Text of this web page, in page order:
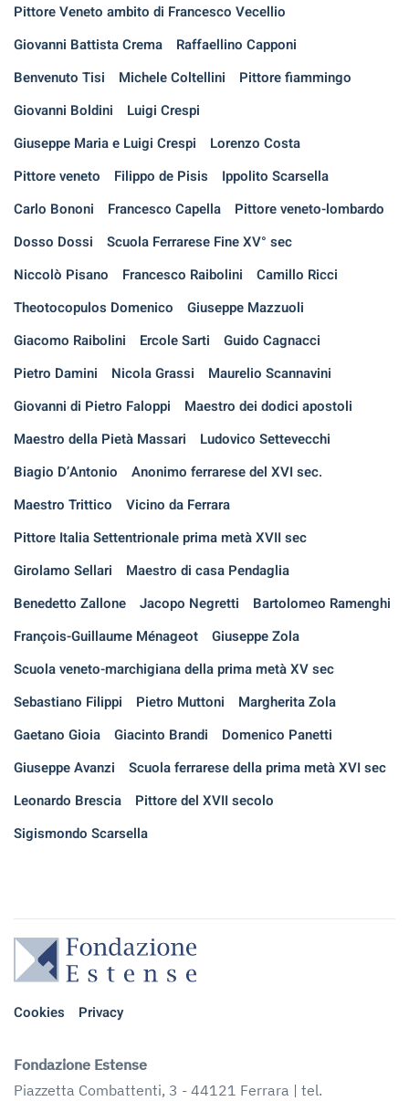
Pittore Veneto ambito di Francesco Vecellio
Giovanni Battista Crema
Raffaellino Capponi
Benvenuto Tisi
Michele Coltellini
Pittore fiammingo
Giovanni Boldini
Luigi Crespi
Giuseppe Maria e Luigi Crespi
Lorenzo Costa
Pittore veneto
Filippo de Pisis
Ippolito Scarsella
Carlo Bononi
Francesco Capella
Pittore veneto-lombardo
Dosso Dossi
Scuola Ferrarese Fine XV° sec
Niccolò Pisano
Francesco Raibolini
Camillo Ricci
Theotocopulos Domenico
Giuseppe Mazzuoli
Giacomo Raibolini
Ercole Sarti
Guido Cagnacci
Pietro Damini
Nicola Grassi
Maurelio Scannavini
Giovanni di Pietro Faloppi
Maestro dei dodici apostoli
Maestro della Pietà Massari
Ludovico Settevecchi
Biagio D’Antonio
Anonimo ferrarese del XVI sec.
Maestro Trittico
Vicino da Ferrara
Pittore Italia Settentrionale prima metà XVII sec
Girolamo Sellari
Maestro di casa Pendaglia
Benedetto Zallone
Jacopo Negretti
Bartolomeo Ramenghi
François-Guillaume Ménageot
Giuseppe Zola
Scuola veneto-marchigiana della prima metà XV sec
Sebastiano Filippi
Pietro Muttoni
Margherita Zola
Gaetano Gioia
Giacinto Brandi
Domenico Panetti
Giuseppe Avanzi
Scuola ferrarese della prima metà XVI sec
Leonardo Brescia
Pittore del XVII secolo
Sigismondo Scarsella
Cookies Privacy
Fondazione Estense
Piazzetta Combattenti, 3 - 44121 Ferrara | tel.